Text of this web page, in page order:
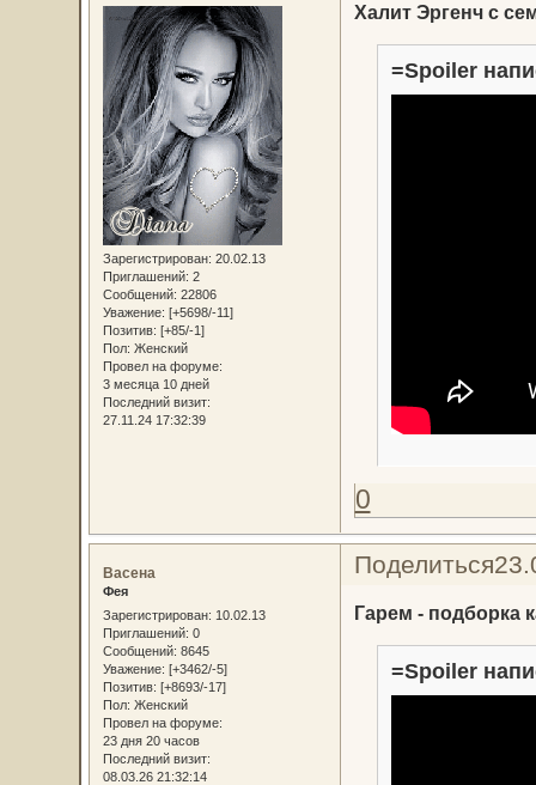
Зарегистрирован: 20.02.13
Приглашений: 2
Сообщений: 22806
Уважение: [+5698/-11]
Позитив: [+85/-1]
Пол: Женский
Провел на форуме:
3 месяца 10 дней
Последний визит:
27.11.24 17:32:39
Халит Эргенч с
=Spoiler
0
Поделиться
Васена
Фея
Зарегистрирован: 10.02.13
Приглашений: 0
Сообщений: 8645
Уважение: [+3462/-5]
Позитив: [+8693/-17]
Пол: Женский
Провел на форуме:
23 дня 20 часов
Последний визит:
08.03.26 21:32:14
Гарем - подборка
=Spoiler